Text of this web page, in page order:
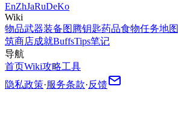
EnZhJaRuDeKo
Wiki
物品武器装备图腾钥匙药品食物任务地图
筑商店成就BuffsTips笔记
导航
首页Wiki攻略工具
隐私政策·服务条款·反馈